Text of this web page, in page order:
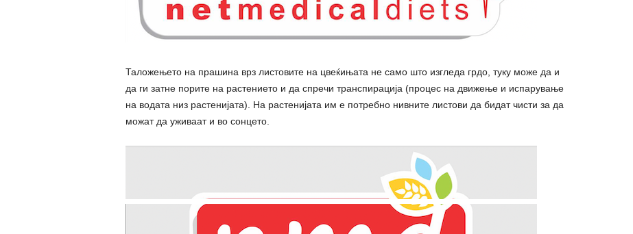
Таложењето на прашина врз листовите на цвеќињата не само што изгледа грдо, туку може да и
да ги затне порите на растението и да спречи транспирација (процес на движење и испарување
на водата низ растенијата). На растенијата им е потребно нивните листови да бидат чисти за да
можат да уживаат и во сонцето.